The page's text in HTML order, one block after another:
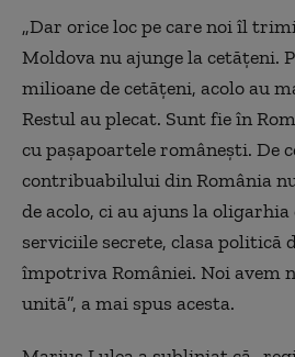
„Dar orice loc pe care noi îl
Moldova nu ajunge la cetățeni.
milioane de cetățeni, acolo au
Restul au plecat. Sunt fie în
cu pașapoartele românești. De
contribuabilului din România
de acolo, ci au ajuns la
serviciile secrete, clasa politică
împotriva României. Noi avem
unită”, a mai spus acesta.